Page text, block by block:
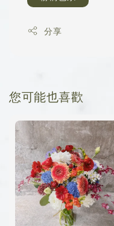
分享
您可能也喜歡